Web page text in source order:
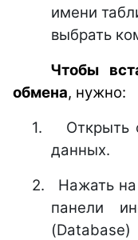
имени
выбрать
Чтобы
обмена, нужно:
1.
Открыть
данных.
2.
Нажать
панели